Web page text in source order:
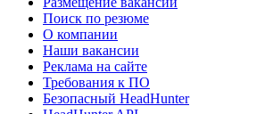
Поиск по резюме
О компании
Наши вакансии
Реклама на сайте
Требования к ПО
Безопасный HeadHunter